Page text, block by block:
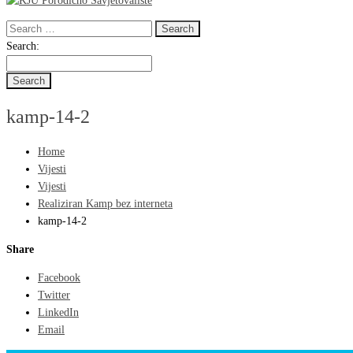
Search
for:
Search
Search:
kamp-14-2
Home
Vijesti
Vijesti
Realiziran Kamp bez interneta
kamp-14-2
Share
Facebook
Twitter
LinkedIn
Email